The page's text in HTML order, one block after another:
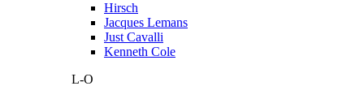
Hirsch
Jacques Lemans
Just Cavalli
Kenneth Cole
L-O